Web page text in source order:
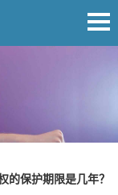
的保护期限是几年？